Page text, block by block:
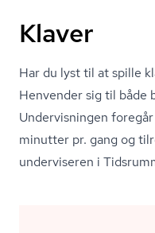
Klaver
Har du lyst til at spille
Henvender sig til både
Undervisningen
minutter pr. gang og
underviseren i